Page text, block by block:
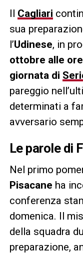
Il Cagliari
sua
l’Udinese, in
ottobre alle
giornata di
pareggio
determinati a
avversario
Le parole di
Nel primo
Pisacane ha
conferenza
domenica. Il
della squadra
preparazione,